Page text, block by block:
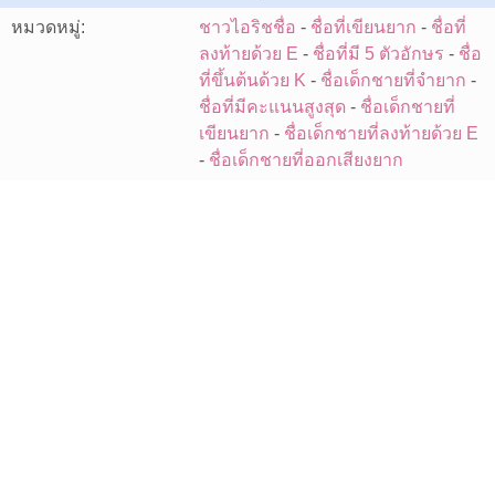
หมวดหมู่: ชาวไอริชชื่อ - ชื่อที่เขียนยาก - ชื่อที่
ลงท้ายด้วย E - ชื่อที่มี 5 ตัวอักษร - ชื่อ
ที่ขึ้นต้นด้วย K - ชื่อเด็กชายที่จำยาก -
ชื่อที่มีคะแนนสูงสุด - ชื่อเด็กชายที่
เขียนยาก - ชื่อเด็กชายที่ลงท้ายด้วย E
- ชื่อเด็กชายที่ออกเสียงยาก